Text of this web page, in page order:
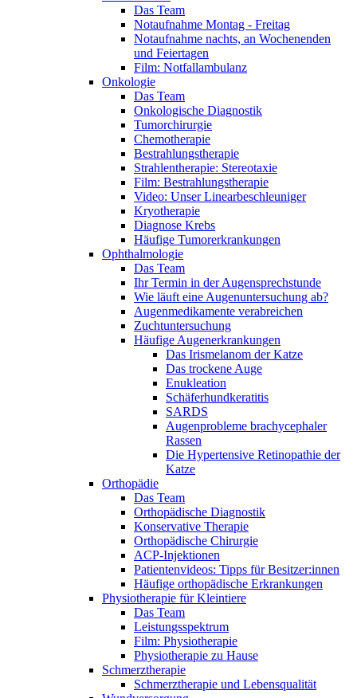
Das Team
Notaufnahme Montag - Freitag
Notaufnahme nachts, an Wochenenden
und Feiertagen
Film: Notfallambulanz
Onkologie
Das Team
Onkologische Diagnostik
Tumorchirurgie
Chemotherapie
Bestrahlungstherapie
Strahlentherapie: Stereotaxie
Film: Bestrahlungstherapie
Video: Unser Linearbeschleuniger
Kryotherapie
Diagnose Krebs
Häufige Tumorerkrankungen
Ophthalmologie
Das Team
Ihr Termin in der Augensprechstunde
Wie läuft eine Augenuntersuchung ab?
Augenmedikamente verabreichen
Zuchtuntersuchung
Häufige Augenerkrankungen
Das Irismelanom der Katze
Das trockene Auge
Enukleation
Schäferhundkeratitis
SARDS
Augenprobleme brachycephaler
Rassen
Die Hypertensive Retinopathie der
Katze
Orthopädie
Das Team
Orthopädische Diagnostik
Konservative Therapie
Orthopädische Chirurgie
ACP-Injektionen
Patientenvideos: Tipps für Besitzer:innen
Häufige orthopädische Erkrankungen
Physiotherapie für Kleintiere
Das Team
Leistungsspektrum
Film: Physiotherapie
Physiotherapie zu Hause
Schmerztherapie
Schmerztherapie und Lebensqualität